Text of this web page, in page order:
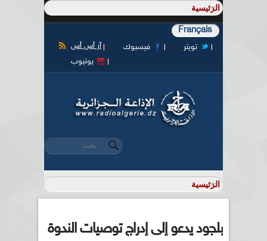
Français
آر أس أس فيسبوك
تويتر
يوتيوب
استمارة البحث
‏بحث ‏
بلجود يدعو إلى إدراج توصيات الندوة